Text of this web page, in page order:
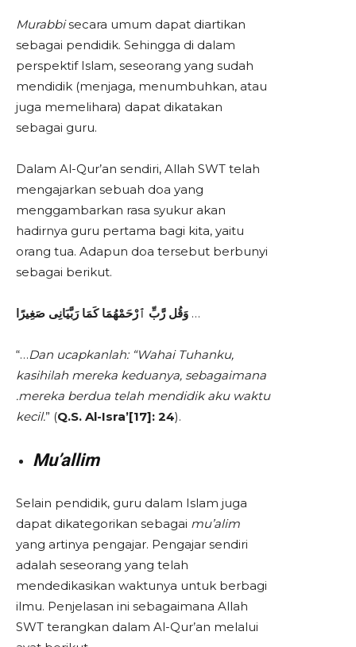
Murabbisecara umum dapat diartikan
sebagai pendidik. Sehingga di dalam
perspektif Islam, seseorang yang sudah
mendidik (menjaga, menumbuhkan, atau
juga memelihara) dapat dikatakan
sebagai guru.
Dalam Al-Qur’an sendiri, Allah SWT telah
mengajarkan sebuah doa yang
menggambarkan rasa syukur akan
hadirnya guru pertama bagi kita, yaitu
orang tua. Adapun doa tersebut berbunyi
sebagai berikut.
وَقُل رَّبِّ ٱرْحَمْهُمَا كَمَا رَبَّيَانِى صَغِيرًا …
“…Dan ucapkanlah: “Wahai Tuhanku,
kasihilah mereka keduanya, sebagaimana
.mereka berdua telah mendidik aku waktu
kecil.” (Q.S. Al-Isra’[17]: 24).
Mu’allim
Selain pendidik, guru dalam Islam juga
dapat dikategorikan sebagai mu’alim
yang artinya pengajar. Pengajar sendiri
adalah seseorang yang telah
mendedikasikan waktunya untuk berbagi
ilmu. Penjelasan ini sebagaimana Allah
SWT terangkan dalam Al-Qur’an melalui